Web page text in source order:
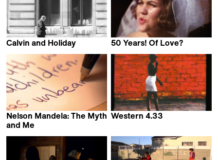
Calvin and Holiday
50 Years! Of Love?
Nelson Mandela: The Myth
and Me
Western 4.33